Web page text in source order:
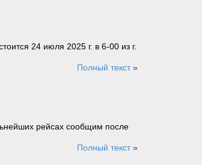
24 июля 2025 г. в 6-00 из г.
Полный текст»
рейсах сообщим после
Полный текст»